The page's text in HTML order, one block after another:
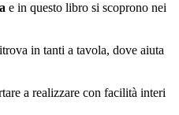
e in questo libro si scoprono nei
in tanti a tavola, dove aiuta
a realizzare con facilità interi